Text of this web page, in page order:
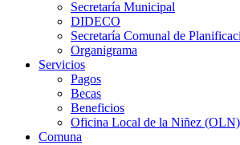
Secretaría Municipal
DIDECO
Secretaría Comunal de
Organigrama
Servicios
Pagos
Becas
Beneficios
Oficina Local de la Niñez (OLN)
Comuna